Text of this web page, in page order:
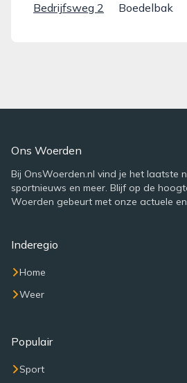
Bedrijfsweg 2 Boedelbak
Ons Woerden
Bij OnsWoerden.nl vind je het laatste
sportnieuws en meer. Blijf op de
Woerden gebeurt met onze actuele
Inderegio
Home
Weer
Populair
Sport